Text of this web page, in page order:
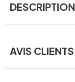
DESCRIPTION
AVIS CLIENTS